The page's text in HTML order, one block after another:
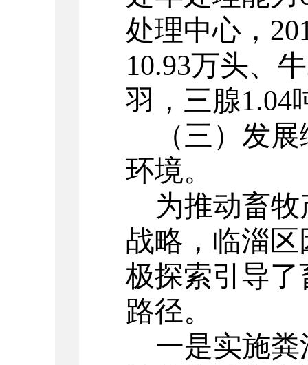
处理中心，
10.93万头、
羽，三腺1.04
（三）发
环境。
为推动畜
战略，临淄
极探索引导
路径。
一是实施